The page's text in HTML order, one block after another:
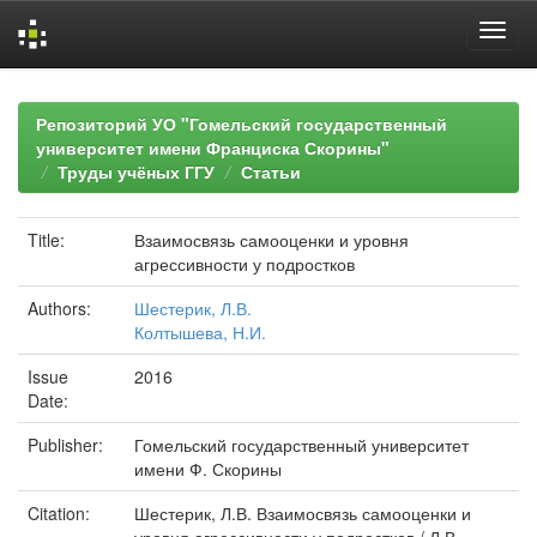
navigationРепозиторий УО "Гомельский государственный
университет имени Франциска Скорины"
Труды учёных ГГУ
Статьи
Title:
Взаимосвязь самооценки и уровня
агрессивности у подростков
Authors:
Шестерик, Л.В.
Колтышева, Н.И.
Issue
Date:
2016
Publisher:
Гомельский государственный университет
имени Ф. Скорины
Citation:
Шестерик, Л.В. Взаимосвязь самооценки и